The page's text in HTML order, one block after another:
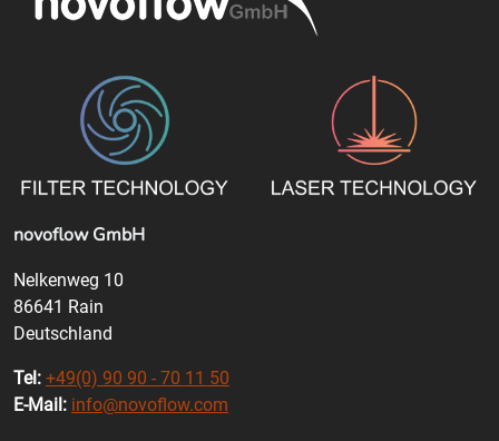
novoflow GmbH
Nelkenweg 10
86641 Rain
Deutschland
Tel: +49(0) 90 90 - 70 11 50
E-Mail: info@novoflow.com